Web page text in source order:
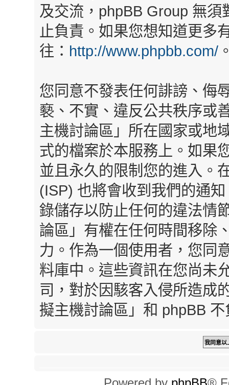
及交流，phpBB Group 無
止負責。如果您想知道更多
往： http://www.phpbb.com/
您同意不發表任何誹謗、侮
褻、不實、違反公共秩序或
主機討論區」所在國家或地
式的檔案於本服務上。如果
並且永久的限制您的進入。
(ISP) 也將會收到我們的通
錄儲存以防止任何的違法情
論區」有權在任何時間移除
力。作為一個使用者，您同
料庫中。這些資訊在您尚未
司，對於因駭客入侵所造成
擬主機討論區」和 phpBB